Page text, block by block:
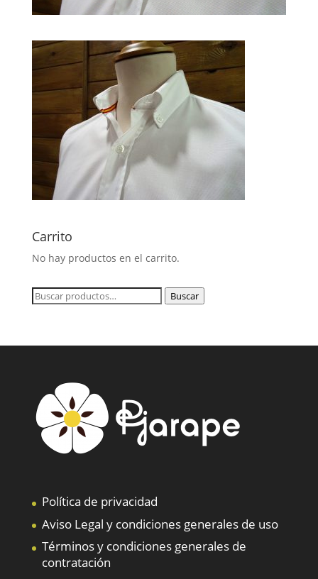
Carrito
No hay productos en el carrito.
Buscar
Buscar
Política de privacidad
Aviso Legal y condiciones generales de uso
Términos y condiciones generales de
contratación